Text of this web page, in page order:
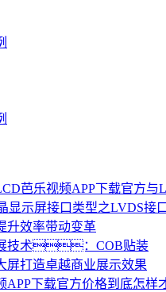
芭乐视频APP下载官方与
显示屏接口类型之LVDS接口
升效率带动变革
技术：COB贴装
屏打造卓越商业展示效果
APP下载官方价格到底怎